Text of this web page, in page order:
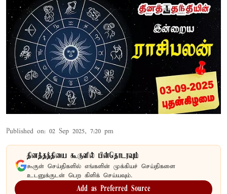
Published on: 02 Sep 2025, 7:20 pm
தினத்தந்தியை கூகுளில் பின்தொடரவும்
கூகுள் செய்திகளில் எங்களின் முக்கியச் செய்திகளை
உடனுக்குடன் பெற கிளிக் செய்யவும்.
Add as Preferred Source